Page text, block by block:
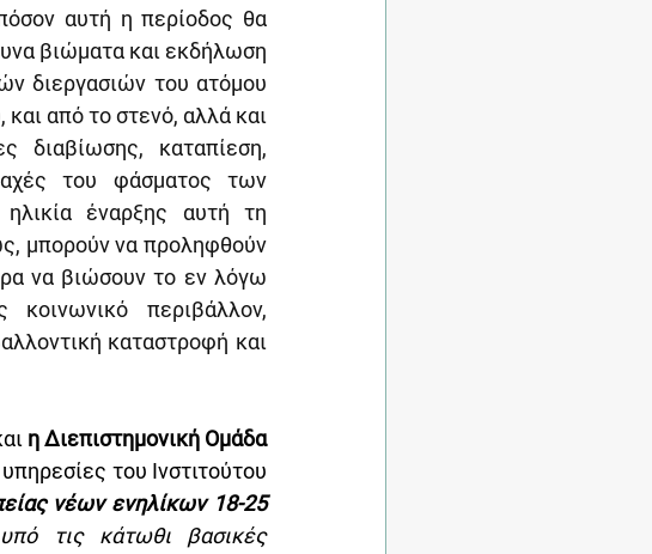
αυτή η περίοδος θα
βιώματα και εκδήλωση
διεργασιών του ατόμου
από το στενό, αλλά και
διαβίωσης, καταπίεση,
του φάσματος των
έναρξης αυτή τη
μπορούν να προληφθούν
να βιώσουν το εν λόγω
κοινωνικό περιβάλλον,
καταστροφή και
η Διεπιστημονική Ομάδα
του Ινστιτούτου
νέων ενηλίκων 18-25
τις κάτωθι βασικές